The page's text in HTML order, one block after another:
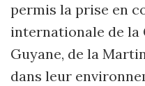
permis la prise en
internationale de la
Guyane, de la
dans leur